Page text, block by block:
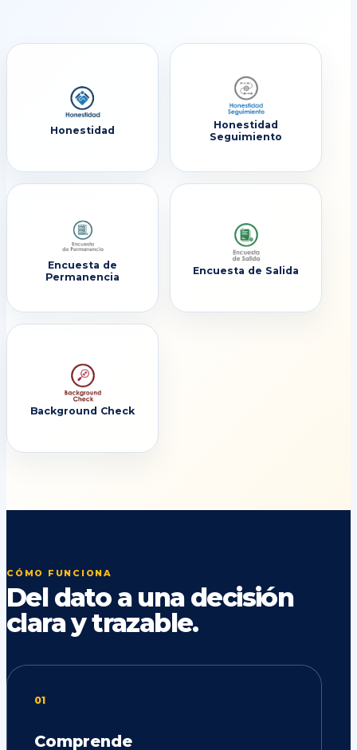
Honestidad
Honestidad
Seguimiento
Encuesta de
Permanencia
Encuesta de Salida
Background Check
CÓMO FUNCIONA
Del dato a una decisión
clara y trazable.
01
Comprende